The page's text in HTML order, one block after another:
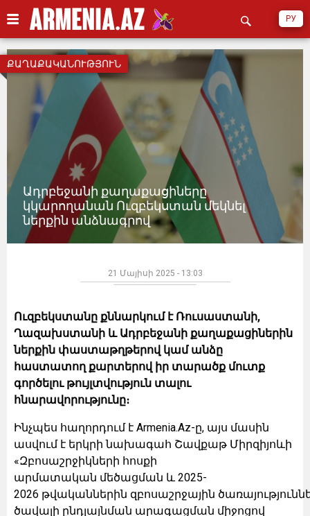
РУ
Ադրբեջանի քաղաքացիները
կկարողանան Ուզբեկստան մեկնել
ներքին անձնագրով
ՔԱՂԱՔԱԿԱՆՈՒԹՅՈՒՆ
21 Մայիսի 2025 - 13:03
Ուզբեկստանը քննարկում է Ռուսաստանի,
Ղազախստանի և Ադրբեջանի քաղաքացիներին
ներքին փաստաթղթերով կամ անձը
հաստատող քարտերով իր տարածք մուտք
գործելու թույլտվություն տալու
հնարավորությունը։
Ինչպես հաղորդում է Armenia.Az-ը, այս մասին
ասվում է երկրի նախագահ Շավքաթ Միրզիյոևի
«Զբոսաշրջիկների հոսքի
արմատական մեծացման և 2025-
2026 թվականներին զբոսաշրջային
ծավալի ընդլայնման արագացման միջոցով